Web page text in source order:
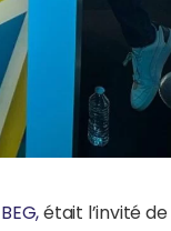
était l’invité de